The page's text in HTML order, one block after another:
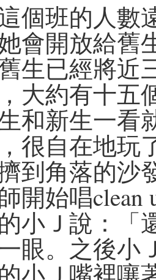
個班的人數
會開放給舊
生已經將近
大約有十五
和新生一看
很自在地玩
到角落的沙
開始唱
小Ｊ說：「
眼。之後小